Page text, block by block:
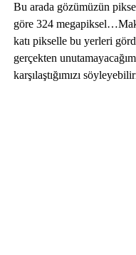
Bu arada gözümüzün
göre 324
katı pikselle bu yerleri
gerçekten
karşılaştığımızı